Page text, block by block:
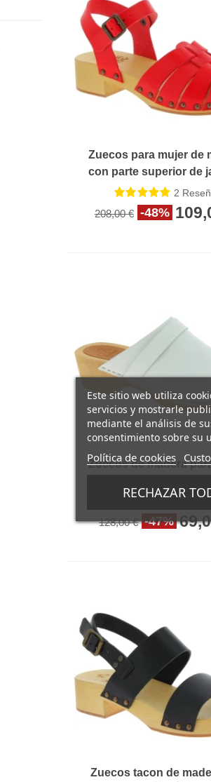
Zuecos para mujer de
con parte superior de
cuero rojo
2
208,00 € -48%
Zuecos de madera
cuero blanco
128,00 € -47%
Zuecos tacon de
Este sitio web utiliza
servicios y mostrarle
mediante el análisis de
consentimiento sobre su
Política de cookies
RECHAZAR